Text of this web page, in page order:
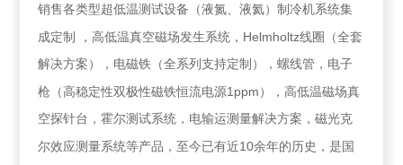
销售各类型超低温测试设备（液氮、液氦）制冷机系统集
成定制 ，高低温真空磁场发生系统， Helmholtz线圈（全套
解决方案），电磁铁（全系列支持定制），螺线管，电子
枪（高稳定性双极性磁铁恒流电源1ppm ），高低温磁场真
空探针台，霍尔测试系统，电输运测量解决方案，磁光克
尔效应测量系统等产品，至今已有近10余年的历史，是国